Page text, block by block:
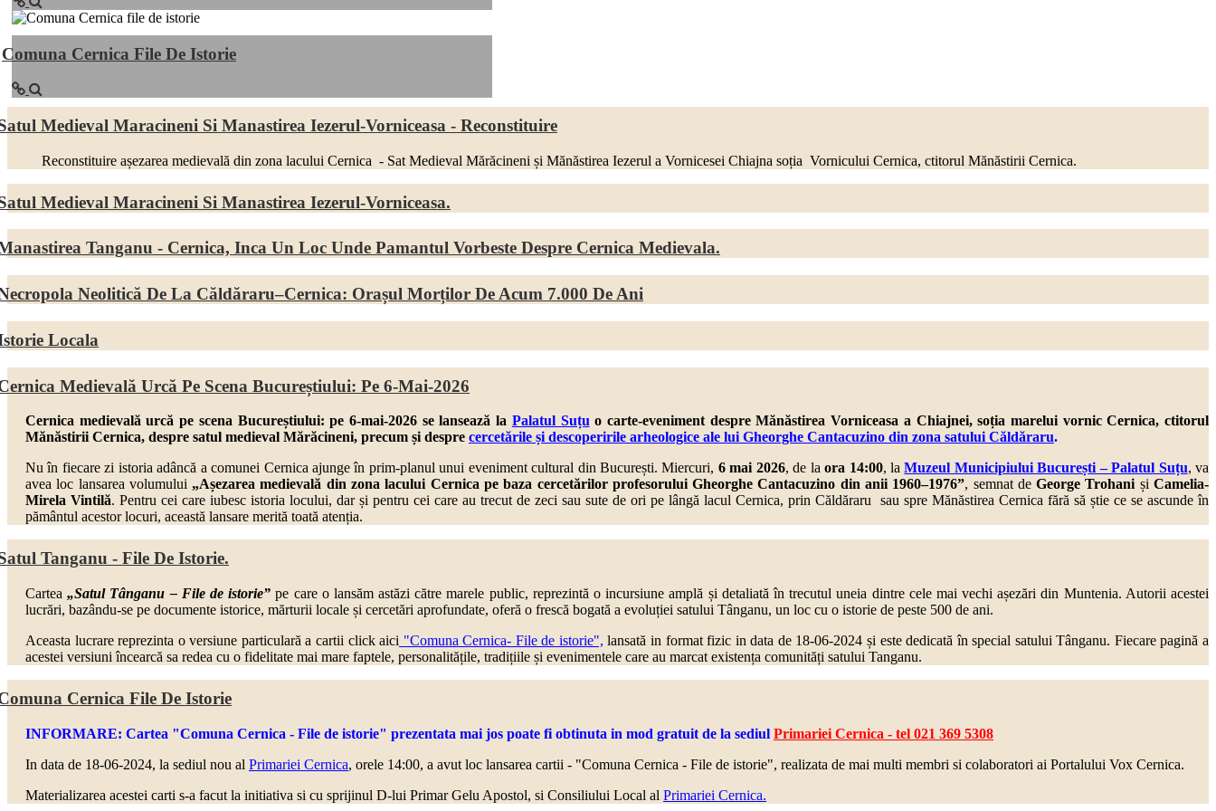
Comuna Cernica File De Istorie
Medieval Maracineni Si Manastirea Iezerul-Vorniceasa - Reconstituire
așezarea medievală din zona lacului Cernica - Sat Medieval Mărăcineni și Mănăstirea Iezerul a Vornicesei Chiajna soția Vornicului Cernica, ctitorul Mănăstirii Cernica.
Medieval Maracineni Si Manastirea Iezerul-Vorniceasa.
Tanganu - Cernica, Inca Un Loc Unde Pamantul Vorbeste Despre Cernica Medievala.
Neolitică De La Căldăraru–Cernica: Orașul Morților De Acum 7.000 De Ani
Locala
Medievală Urcă Pe Scena Bucureștiului: Pe 6-Mai-2026
Cernica medievală urcă pe scena Bucureștiului: pe 6-mai-2026 se lansează la Palatul Suțu o carte-eveniment despre Mănăstirea Vorniceasa a Chiajnei, soția marelui vornic Cernica, ctitorul
Mănăstirii Cernica, despre satul medieval Mărăcineni, precum și despre cercetările și descoperirile arheologice ale lui Gheorghe Cantacuzino din zona satului Căldăraru.
Nu în fiecare zi istoria adâncă a comunei Cernica ajunge în prim-planul unui eveniment cultural din București. Miercuri, 6 mai 2026, de laora 14:00, la Muzeul Municipiului București – Palatul Suțu, va
avea loc lansarea volumului „Așezarea medievală din zona lacului Cernica pe baza cercetărilor profesorului Gheorghe Cantacuzino din anii 1960–1976”, semnat deGeorge Trohani șiCamelia-
Mirela Vintilă. Pentru cei care iubesc istoria locului, dar și pentru cei care au trecut de zeci sau sute de ori pe lângă lacul Cernica, prin Căldăraru sau spre Mănăstirea Cernica fără să știe ce se ascunde în
pământul acestor locuri, această lansare merită toată atenția.
Tanganu - File De Istorie.
Cartea„Satul Tânganu – File de istorie” pe care o lansăm astăzi către marele public, reprezintă o incursiune amplă și detaliată în trecutul uneia dintre cele mai vechi așezări din Muntenia. Autorii acestei
lucrări, bazându-se pe documente istorice, mărturii locale și cercetări aprofundate, oferă o frescă bogată a evoluției satului Tânganu, un loc cu o istorie de peste 500 de ani.
Aceasta lucrare reprezinta o versiune particulară a cartii click aici "Comuna Cernica- File de istorie", lansată in format fizic in data de 18-06-2024 și este dedicată în special satului Tânganu. Fiecare pagină a
acestei versiuni încearcă sa redea cu o fidelitate mai mare faptele, personalitățile, tradițiile și evenimentele care au marcat existența comunități satului Tanganu.
Cernica File De Istorie
INFORMARE: Cartea "Comuna Cernica - File de istorie" prezentata mai jos poate fi obtinuta in mod gratuit de la sediul Primariei Cernica - tel 021 369 5308
In data de 18-06-2024, la sediul nou al Primariei Cernica, orele 14:00, a avut loc lansarea cartii - "Comuna Cernica - File de istorie", realizata de mai multi membri si colaboratori ai Portalului Vox Cernica.
Materializarea acestei carti s-a facut la initiativa si cu sprijinul D-lui Primar Gelu Apostol, si Consiliului Local al Primariei Cernica.